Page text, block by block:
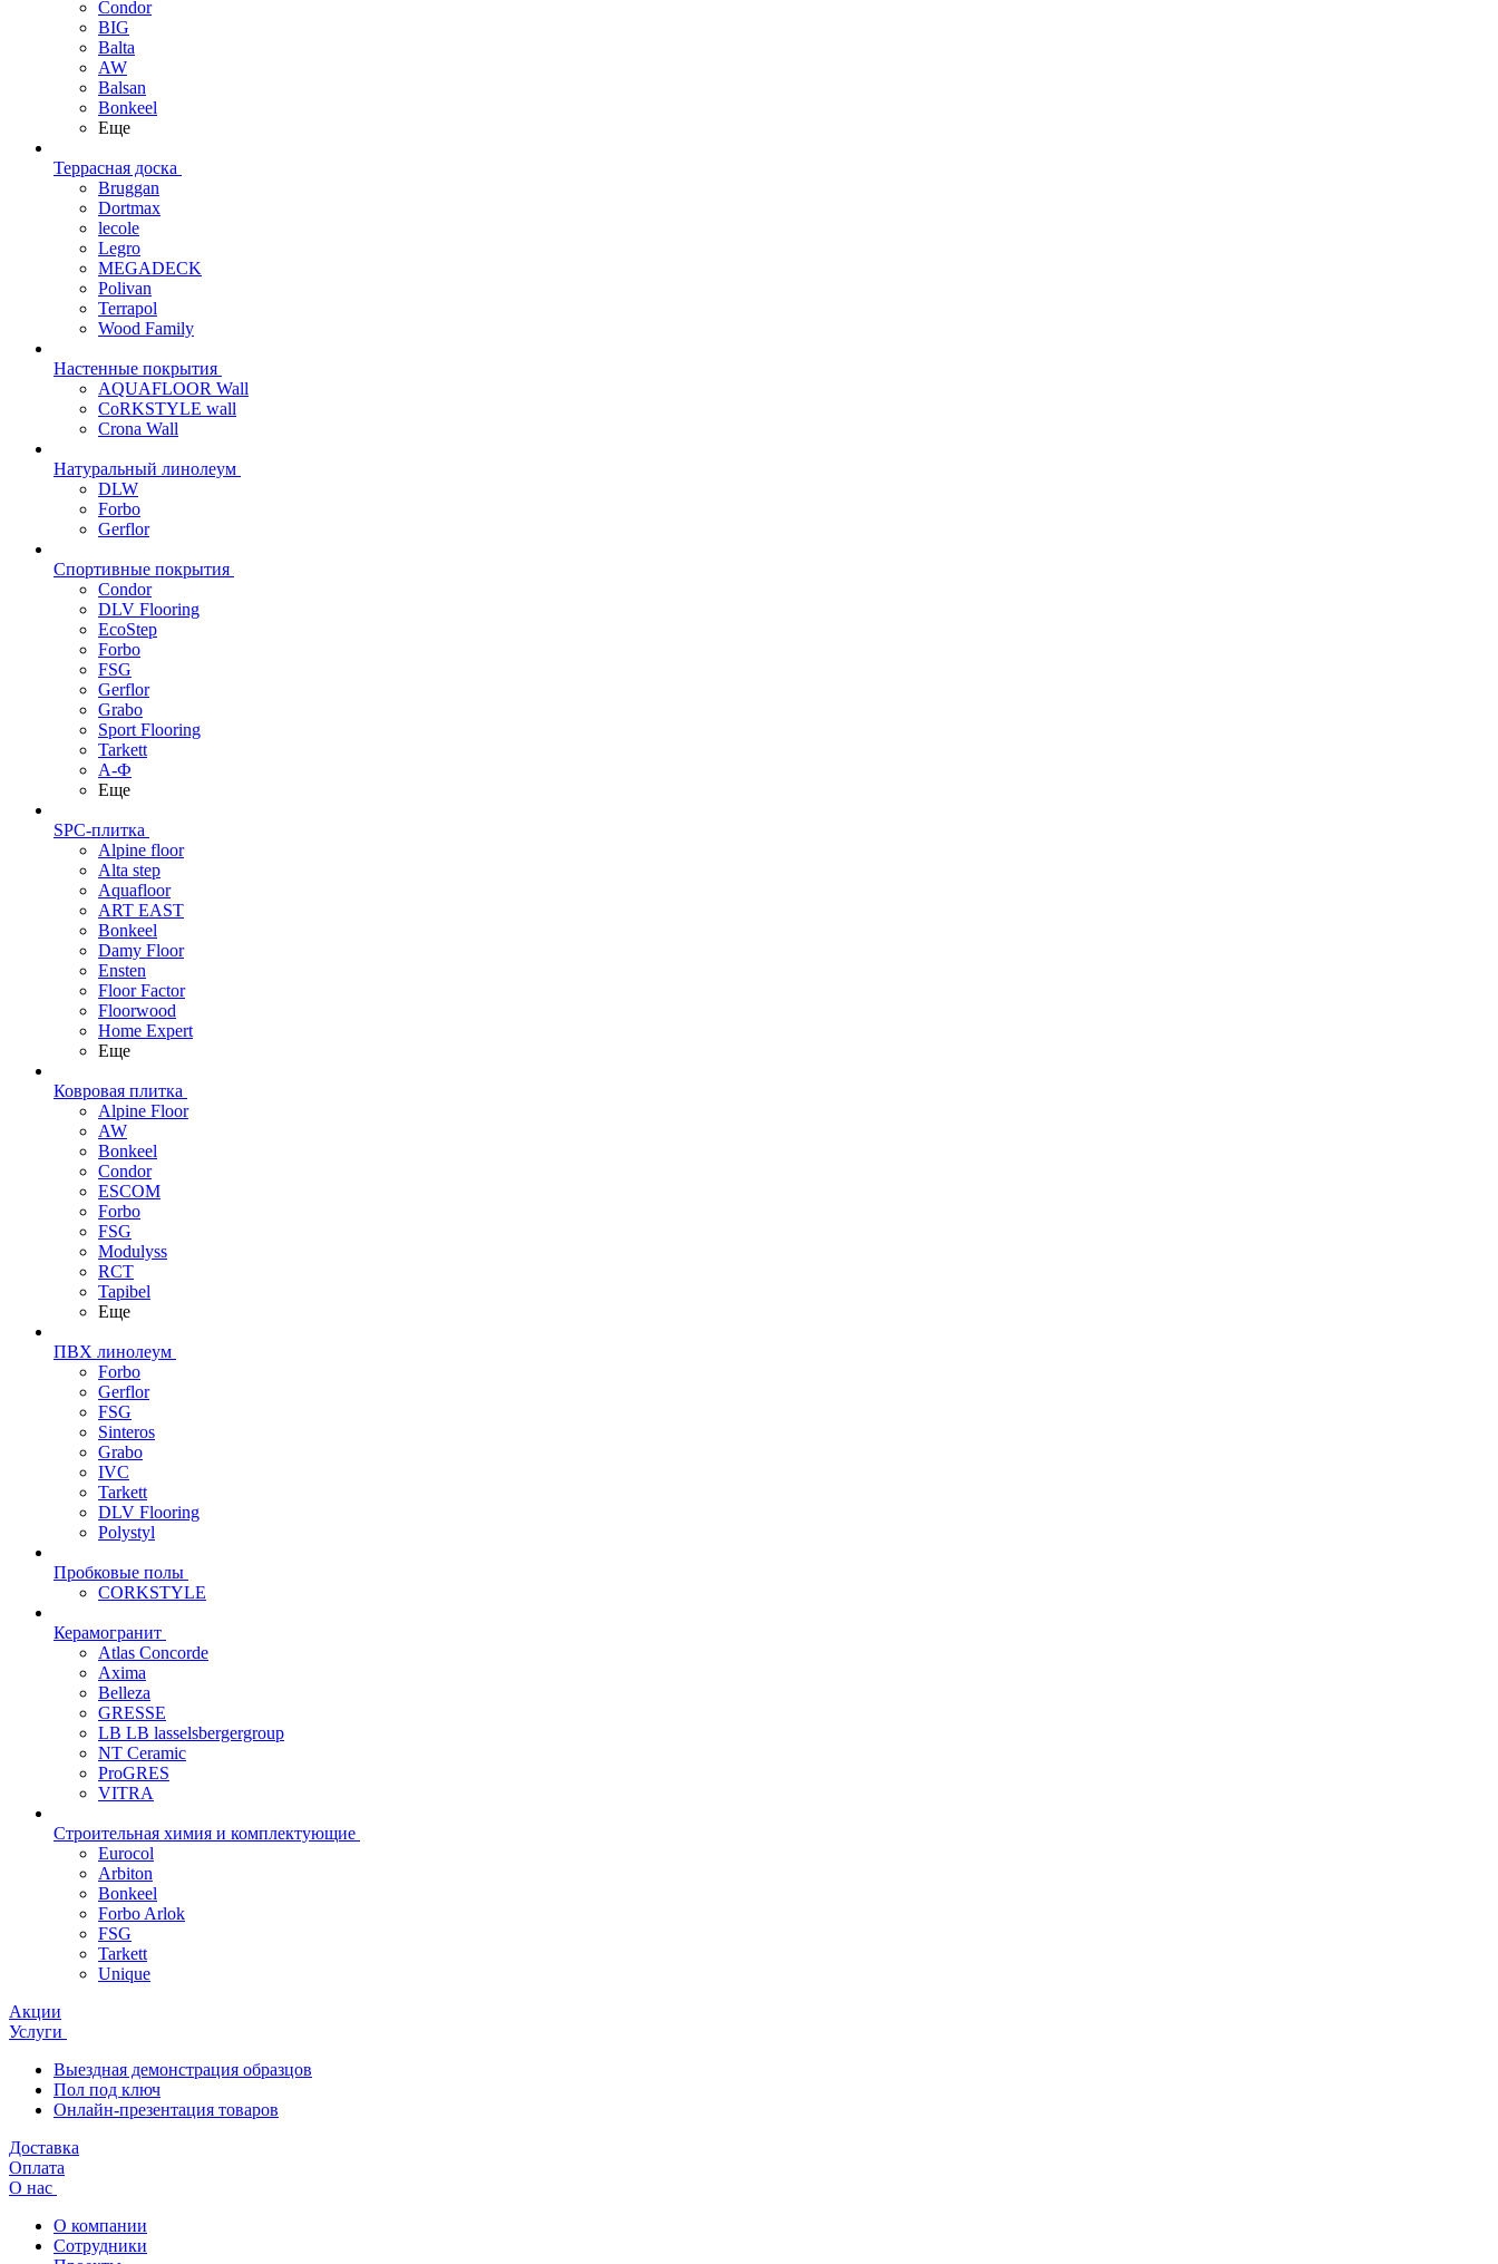
Condor
BIG
Balta
AW
Balsan
Bonkeel
Еще
Террасная доска
Bruggan
Dortmax
lecole
Legro
MEGADECK
Polivan
Terrapol
Wood Family
Настенные покрытия
AQUAFLOOR Wall
CoRKSTYLE wall
Crona Wall
Натуральный линолеум
DLW
Forbo
Gerflor
Спортивные покрытия
Condor
DLV Flooring
EcoStep
Forbo
FSG
Gerflor
Grabo
Sport Flooring
Tarkett
А-Ф
Еще
SPC-плитка
Alpine floor
Alta step
Aquafloor
ART EAST
Bonkeel
Damy Floor
Ensten
Floor Factor
Floorwood
Home Expert
Еще
Ковровая плитка
Alpine Floor
AW
Bonkeel
Condor
ESCOM
Forbo
FSG
Modulyss
RCT
Tapibel
Еще
ПВХ линолеум
Forbo
Gerflor
FSG
Sinteros
Grabo
IVC
Tarkett
DLV Flooring
Polystyl
Пробковые полы
CORKSTYLE
Керамогранит
Atlas Concorde
Axima
Belleza
GRESSE
LB LB lasselsbergergroup
NT Ceramic
ProGRES
VITRA
Строительная химия и комплектующие
Eurocol
Arbiton
Bonkeel
Forbo Arlok
FSG
Tarkett
Unique
Акции
Услуги
Выездная демонстрация образцов
Пол под ключ
Онлайн-презентация товаров
Доставка
Оплата
О нас
О компании
Сотрудники